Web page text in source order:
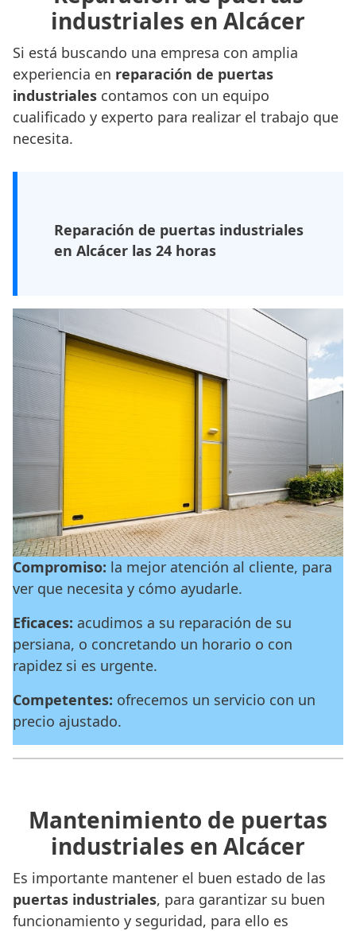
industriales en Alcácer
Si está buscando una empresa con amplia
experiencia en reparación de puertas
industriales contamos con un equipo
cualificado y experto para realizar el trabajo que
necesita.
Reparación de puertas industriales
en Alcácer las 24 horas
Compromiso: la mejor atención al cliente, para
ver que necesita y cómo ayudarle.
Eficaces: acudimos a su reparación de su
persiana, o concretando un horario o con
rapidez si es urgente.
Competentes: ofrecemos un servicio con un
precio ajustado.
Mantenimiento de puertas
industriales en Alcácer
Es importante mantener el buen estado de las
puertas industriales, para garantizar su buen
funcionamiento y seguridad, para ello es